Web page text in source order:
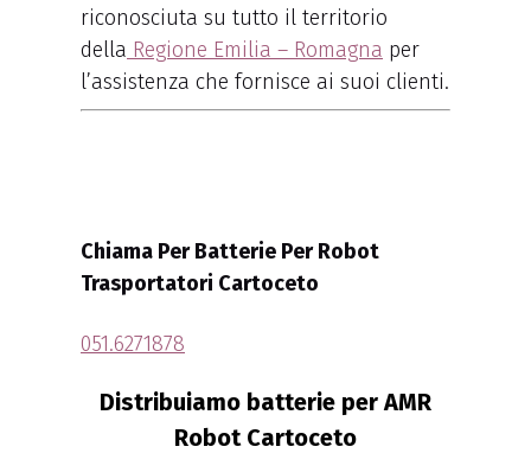
riconosciuta su tutto il territorio
della Regione Emilia – Romagna per
l’assistenza che fornisce ai suoi clienti.
Chiama Per Batterie Per Robot
Trasportatori Cartoceto
051.6271878
Distribuiamo batterie per AMR
Robot Cartoceto